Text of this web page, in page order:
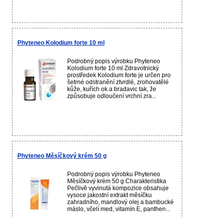
Phyteneo Kolodium forte 10 ml
Podrobný popis výrobku Phyteneo
Kolodium forte 10 ml Zdravotnický
prostředek Kolodium forte je určen pro
šetrné odstranění ztvrdlé, zrohovatělé
kůže, kuřích ok a bradavic tak, že
způsobuje odloučení vrchní zra...
Phyteneo Měsíčkový krém 50 g
Podrobný popis výrobku Phyteneo
Měsíčkový krém 50 g Charakteristika
Pečlivě vyvinutá kompozice obsahuje
vysoce jakostní extrakt měsíčku
zahradního, mandlový olej a bambucké
máslo, včelí med, vitamín E, panthen...